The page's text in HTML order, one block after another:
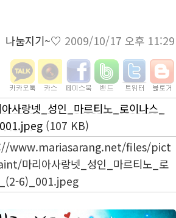
나눔지기~♡ 2009/10/17 오후 11:29
사랑넷_성인_마르티노_로이나스_
(107 KB)
www.mariasarang.net/files/pict
마리아사랑넷_성인_마르티노_로
6)_001.jpeg